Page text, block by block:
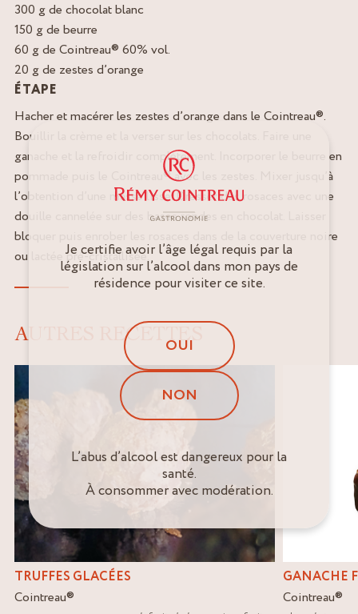
300 g de chocolat blanc
150 g de beurre
60 g de Cointreau® 60% vol.
20 g de zestes d’orange
ÉTAPE
Hacher et macérer les zestes d’orange dans le Cointreau®.
Bouillir la crème et la verser sur les chocolats. Faire une
ganache et la refroidir complètement. Incorporer le beurre en
pommade puis le Cointreau® avec les zestes. Mixer jusqu’à
l’obtention d’une masse lisse. Dresser des rosaces avec une
douille cannelée sur des bases rondes en chocolat. Laisser
bloquer puis enrober les rosaces dans de la couverture noire
ou lactée pré-cristallisée.
AUTRES RECETTES
TRUFFES GLACÉES
Cointreau®
GANACHE
Cointreau®
Je certifie avoir l’âge légal requis par la
législation sur l’alcool dans mon pays de
résidence pour visiter ce site.
OUI
NON
L’abus d’alcool est dangereux pour la
santé.
À consommer avec modération.